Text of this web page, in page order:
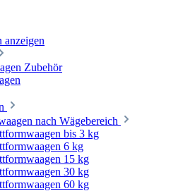
anzeigen
Zubehör
nach Wägebereich
bis 3 kg
6 kg
15 kg
30 kg
60 kg